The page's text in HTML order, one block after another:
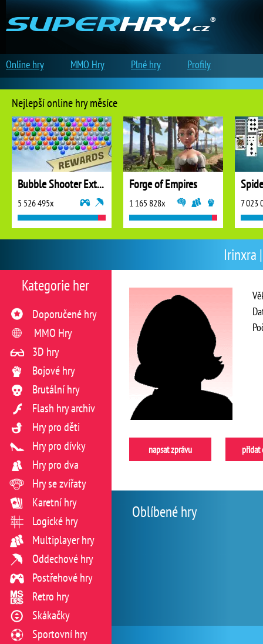
Irinxra
napsat zprávu přidat
Oblíbené hry
Kategorie her
Doporučené hry
MMO Hry
3D hry
Bojové hry
Brutální hry
Flash hry archiv
Hry pro děti
Hry pro dívky
Hry pro dva
Hry se zvířaty
Karetní hry
Logické hry
Multiplayer hry
Oddechové hry
Postřehové hry
Retro hry
Skákačky
Sportovní hry
Nejlepší online hry měsíce
Bubble Shooter Extreme
5 526 495x
Forge of Empires
1 165 828x 7 023
Online hry MMO Hry Plné hry Profily